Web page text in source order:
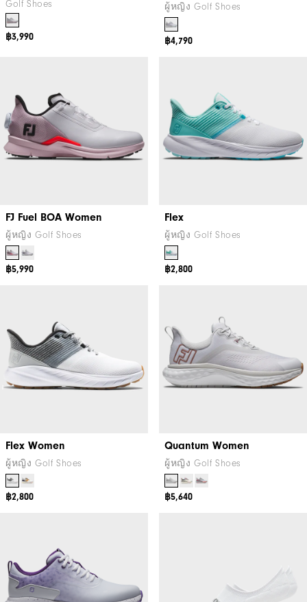
Golf Shoes
฿3,990
ผู้หญิง Golf Shoes
฿4,790
FJ Fuel BOA Women
ผู้หญิง Golf Shoes
฿5,990
Flex
ผู้หญิง Golf Shoes
฿2,800
Flex Women
ผู้หญิง Golf Shoes
฿2,800
Quantum Women
ผู้หญิง Golf Shoes
฿5,640